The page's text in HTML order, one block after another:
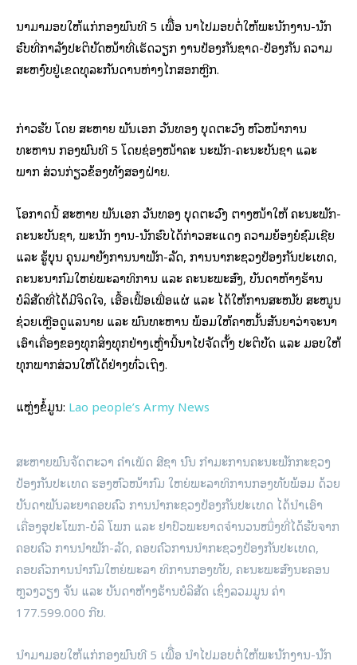
ນຳມາມອບໃຫ້ແກ່ກອງພົນທີ 5 ເພືື່ອ ນຳໄປມອບຕໍ່ໃຫ້ພະນັກງານ-ນັກ
ຮົບທີ່ກຳລັງປະຕິບັດໜ້າທີ່ເຮັດວຽກ ງານປ້ອງກັນຊາດ-ປ້ອງກັນ ຄວາມ
ສະຫງົບຢູ່ເຂດທຸລະກັນດານຫ່າງໄກສອກຫຼີກ.
ກ່າວຮັບ ໂດຍ ສະຫາຍ ພັນເອກ ວັນທອງ ບຸດຕະວົງ ຫົວໜ້າການ
ທະຫານ ກອງພົນທີ 5 ໂດຍຊ່ອງໜ້າຄະ ນະພັກ-ຄະນະບັນຊາ ແລະ
ພາກ ສ່ວນກ່ຽວຂ້ອງທັງສອງຝ່າຍ.
ໂອກາດນີ້ ສະຫາຍ ພັນເອກ ວັນທອງ ບຸດຕະວົງ ຕາງໜ້າໃຫ້ ຄະນະພັກ-
ຄະນະບັນຊາ, ພະນັກ ງານ-ນັກຮົບໄດ້ກ່າວສະແດງ ຄວາມຍ້ອງຍໍຊົມເຊີຍ
ແລະ ຮູ້ບຸນ ຄຸນມາຍັງການນຳພັກ-ລັດ, ການນໍາກະຊວງປ້ອງກັນປະເທດ,
ຄະນະນໍາກົມໃຫຍ່ພະລາທິການ ແລະ ຄະນະພະສົງ, ບັນດາຫ້າງຮ້ານ
ບໍລິສັດທີ່ໄດ້ມີຈິດໃຈ, ເອື້ອເຟື້ອເພື່ອແຜ່ ແລະ ໄດ້ໃຫ້ການສະໜັບ ສະໜູນ
ຊ່ວຍເຫຼືອດູແລນາຍ ແລະ ພົນທະຫານ ພ້ອມໃຫ້ຄຳໝັ້ນສັນຍາວ່າຈະນຳ
ເອົາເຄື່ອງຂອງທຸກສິ່ງທຸກຢ່າງເຫຼົ່ານີ້ນຳໄປຈັດຕັ້ງ ປະຕິບັດ ແລະ ມອບໃຫ້
ທຸກພາກສ່ວນໃຫ້ໄດ້ຢ່າງທົ່ວເຖິງ.
ແຫຼ່ງຂໍ້ມູນ: Lao people’s Army News
ສະຫາຍພົນຈັດຕະວາ ຄໍາເພັດ ສີຊາ ນົນ ກໍາມະການຄະນະພັກກະຊວງ
ປ້ອງກັນປະເທດ ຮອງຫົວໜ້າກົມ ໃຫຍ່ພະລາທິການກອງທັບພ້ອມ ດ້ວຍ
ບັນດາພັນລະຍາຄອບຄົວ ການນໍາກະຊວງປ້ອງກັນປະເທດ ໄດ້ນຳເອົາ
ເຄື່ອງອຸປະໂພກ-ບໍລິ ໂພກ ແລະ ຢາປົວພະຍາດຈຳນວນໜຶ່ງທີ່ໄດ້ຮັບຈາກ
ຄອບຄົວ ການນຳພັກ-ລັດ, ຄອບຄົວການນຳກະຊວງປ້ອງກັນປະເທດ,
ຄອບຄົວການນໍາກົມໃຫຍ່ພະລາ ທິການກອງທັບ, ຄະນະພະສົງນະຄອນ
ຫຼວງວຽງ ຈັນ ແລະ ບັນດາຫ້າງຮ້ານບໍລິສັດ ເຊິ່ງລວມມູນ ຄ່າ
177.599.000 ກີບ.
ນຳມາມອບໃຫ້ແກ່ກອງພົນທີ 5 ເພືື່ອ ນຳໄປມອບຕໍ່ໃຫ້ພະນັກງານ-ນັກ